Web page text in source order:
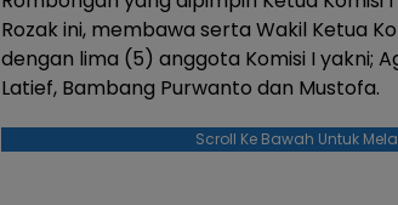
Rozak ini, membawa serta Wakil Ketua
dengan lima (5) anggota Komisi I yakni;
Latief, Bambang Purwanto dan Mustofa.
Scroll Ke Bawah Untuk